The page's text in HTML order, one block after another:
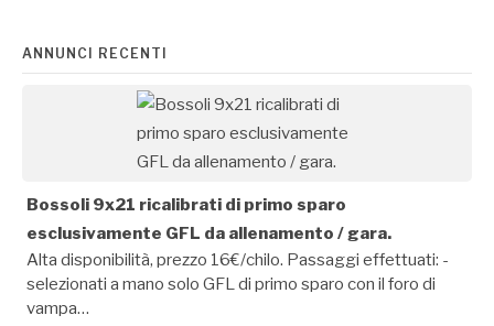
ANNUNCI RECENTI
Bossoli 9x21 ricalibrati di primo sparo
esclusivamente GFL da allenamento / gara.
Alta disponibilità, prezzo 16€/chilo. Passaggi effettuati: -
selezionati a mano solo GFL di primo sparo con il foro di
vampa…